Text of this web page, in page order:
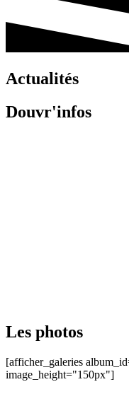
Actualités
Douvr'infos
Les photos
[afficher_galeries
image_height="150px"]